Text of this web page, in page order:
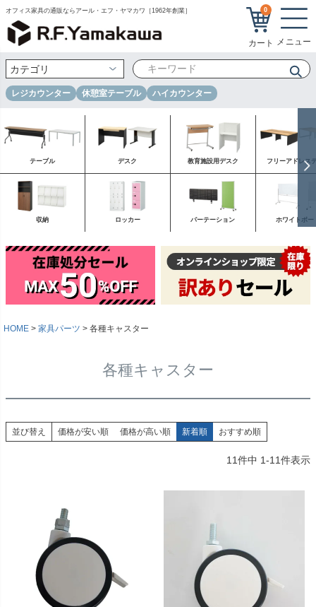
オフィス家具の通販ならアール・エフ・ヤマカワ［1962年創業］ 0
レジカウンター 休憩室テーブル ハイカウンター
テーブル デスク 教育施設用デスク フリーアドレス
収納 ロッカー パーテーション ホワイトボー
HOME 家具パーツ 各種キャスター
各種キャスター
並び替え 価格が安い順 価格が高い順 新着順 おすすめ順
11件中 1-11件表示